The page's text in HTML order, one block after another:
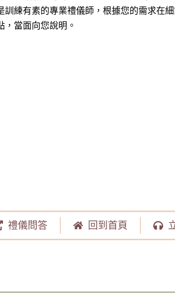
訓練有素的專業禮儀師，根據您的需求在
，當面向您說明。
禮儀問答 回到首頁